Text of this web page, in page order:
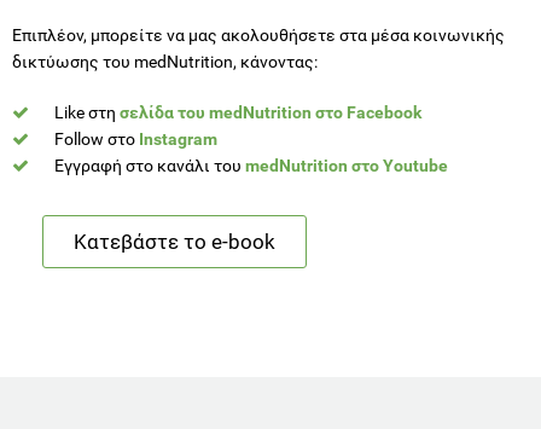
Επιπλέον, μπορείτε να μας ακολουθήσετε στα μέσα κοινωνικής
δικτύωσης του medNutrition, κάνοντας:
Like στη σελίδα του medNutrition στο Facebook
Follow στο Instagram
Eγγραφή στο κανάλι του medNutrition στο Youtube
Κατεβάστε το e-book